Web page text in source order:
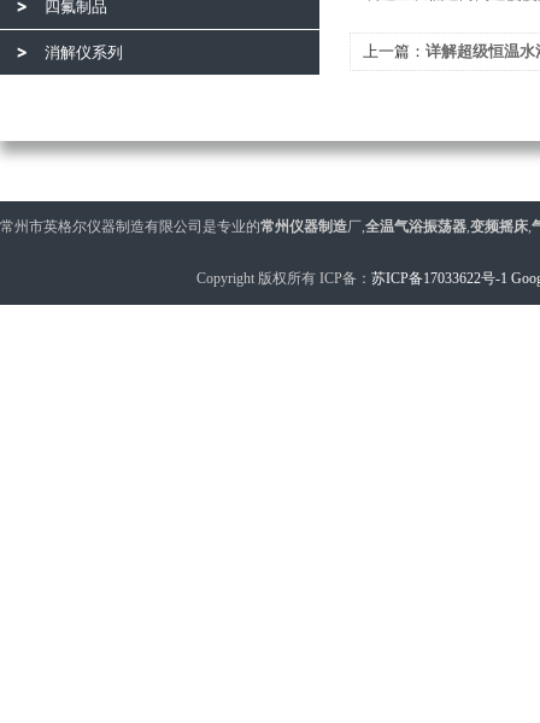
四氟制品
消解仪系列 上一篇： 详解超级恒温
常州市英格尔仪器制造有限公司是专业的常州仪器制造厂,全温气浴振荡器,变频摇床,
Copyright 版权所有 ICP备： 苏ICP备17033622号-1